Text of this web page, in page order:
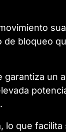
de bloqueo
garantiza un
lo que facilita